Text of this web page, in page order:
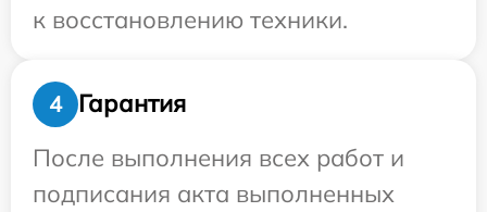
к восстановлению техники.
4
Гарантия
После выполнения всех работ и
подписания акта выполненных